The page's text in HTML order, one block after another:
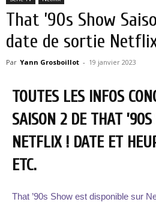
That ’90s Show
date de sortie
Par Yann Grosboillot - 19 janvier 2023
TOUTES LES INFOS
SAISON 2 DE THAT
NETFLIX ! DATE ET
ETC.
That ’90s Show est disponible sur